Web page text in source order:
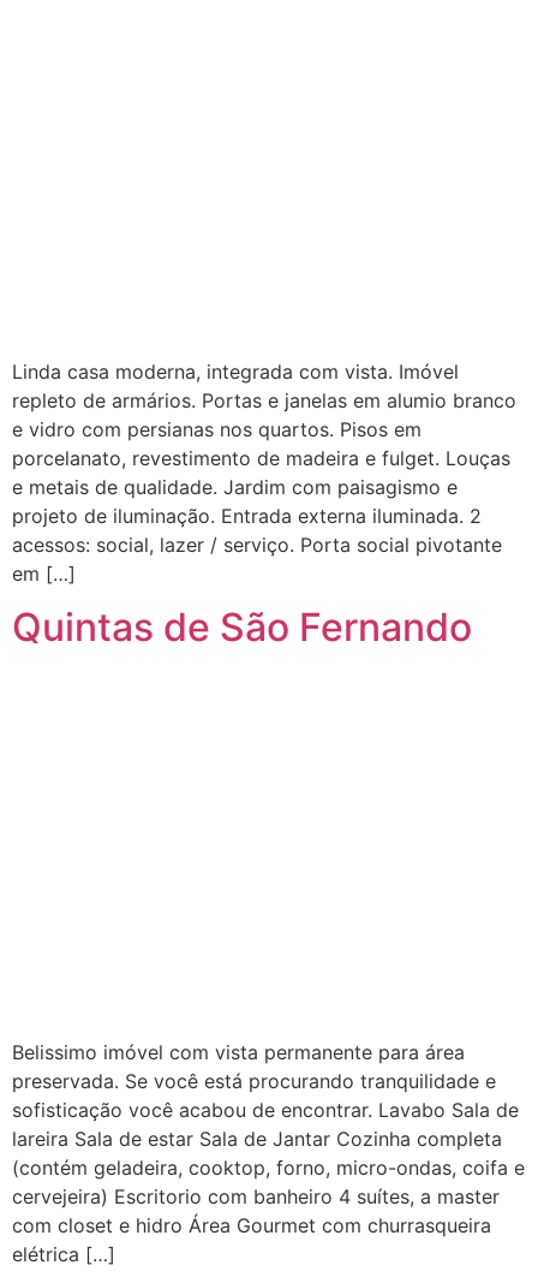
Linda casa moderna, integrada com vista. Imóvel
repleto de armários. Portas e janelas em alumio branco
e vidro com persianas nos quartos. Pisos em
porcelanato, revestimento de madeira e fulget. Louças
e metais de qualidade. Jardim com paisagismo e
projeto de iluminação. Entrada externa iluminada. 2
acessos: social, lazer / serviço. Porta social pivotante
em […]
Quintas de São Fernando
Belissimo imóvel com vista permanente para área
preservada. Se você está procurando tranquilidade e
sofisticação você acabou de encontrar. Lavabo Sala de
lareira Sala de estar Sala de Jantar Cozinha completa
(contém geladeira, cooktop, forno, micro-ondas, coifa e
cervejeira) Escritorio com banheiro 4 suítes, a master
com closet e hidro Área Gourmet com churrasqueira
elétrica […]